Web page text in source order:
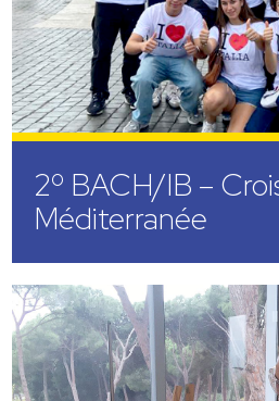
2º BACH/IB –
Méditerranée